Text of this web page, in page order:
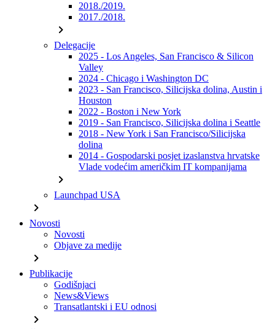
2018./2019.
2017./2018.
chevron_right
Delegacije
2025 - Los Angeles, San Francisco & Silicon
Valley
2024 - Chicago i Washington DC
2023 - San Francisco, Silicijska dolina, Austin i
Houston
2022 - Boston i New York
2019 - San Francisco, Silicijska dolina i Seattle
2018 - New York i San Francisco/Silicijska
dolina
2014 - Gospodarski posjet izaslanstva hrvatske
Vlade vodećim američkim IT kompanijama
chevron_right
Launchpad USA
chevron_right
Novosti
Novosti
Objave za medije
chevron_right
Publikacije
Godišnjaci
News&Views
Transatlantski i EU odnosi
chevron_right